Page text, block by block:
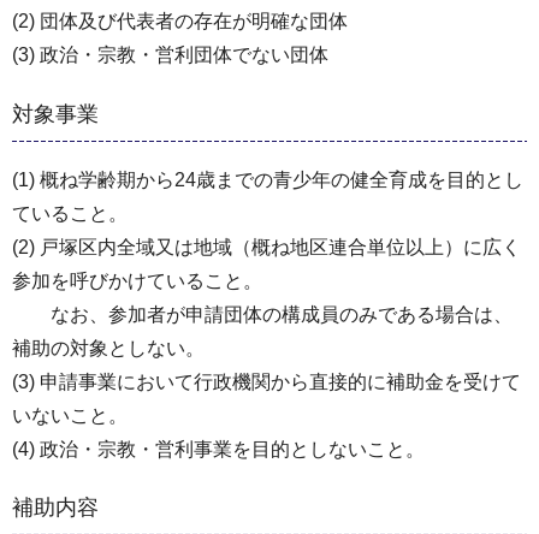
(2) 団体及び代表者の存在が明確な団体
(3) 政治・宗教・営利団体でない団体
対象事業
(1) 概ね学齢期から24歳までの青少年の健全育成を目的とし
ていること。
(2) 戸塚区内全域又は地域（概ね地区連合単位以上）に広く
参加を呼びかけていること。
なお、参加者が申請団体の構成員のみである場合は、
補助の対象としない。
(3) 申請事業において行政機関から直接的に補助金を受けて
いないこと。
(4) 政治・宗教・営利事業を目的としないこと。
補助内容